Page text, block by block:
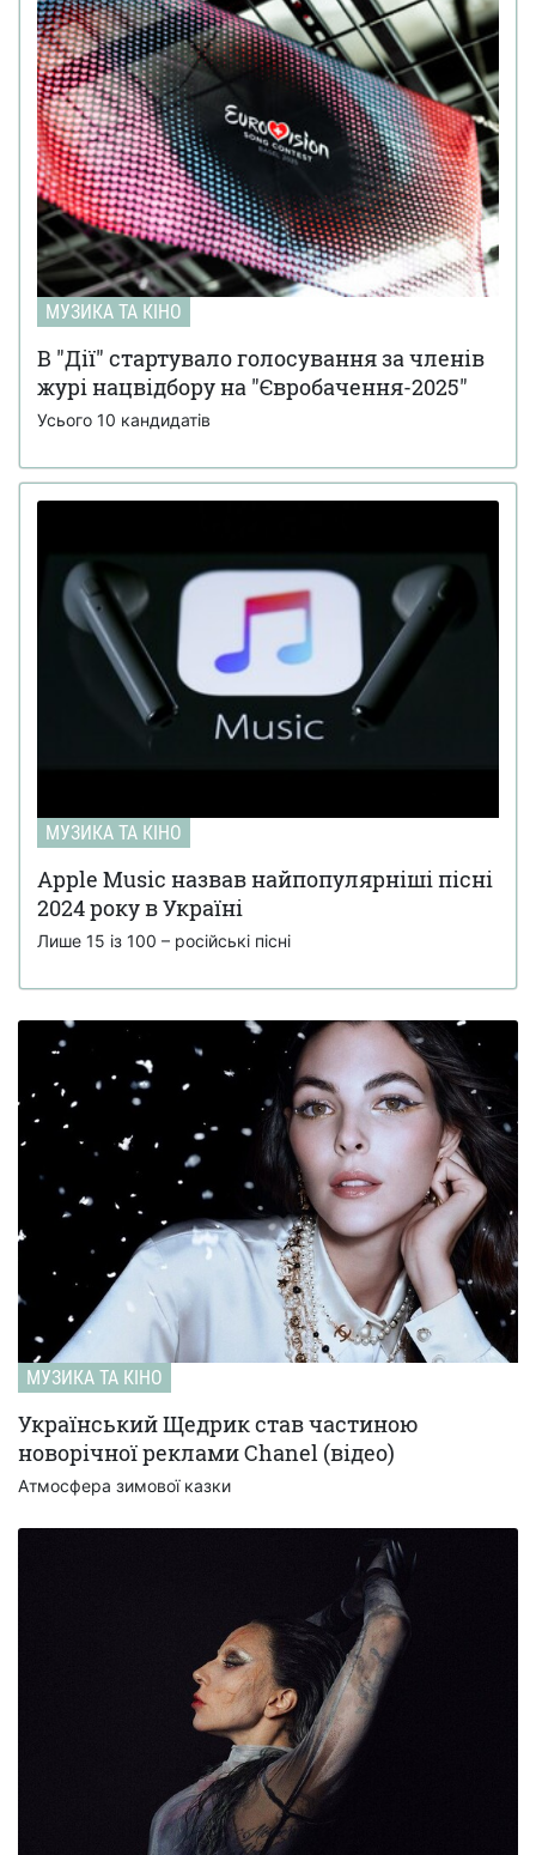
МУЗИКА ТА КІНО
В "Дії" стартувало голосування за членів
журі нацвідбору на "Євробачення-2025"
Усього 10 кандидатів
МУЗИКА ТА КІНО
Apple Music назвав найпопулярніші пісні
2024 року в Україні
Лише 15 із 100 – російські пісні
МУЗИКА ТА КІНО
Український Щедрик став частиною
новорічної реклами Chanel (відео)
Атмосфера зимової казки